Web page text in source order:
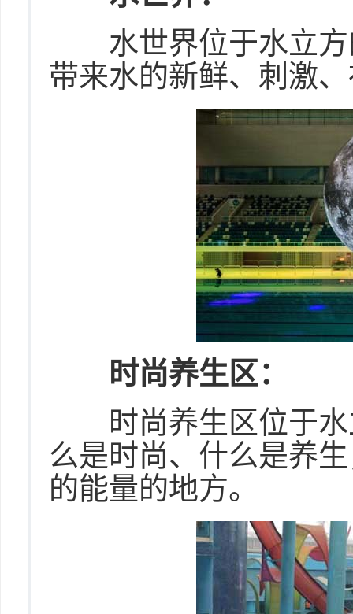
水世界位于水立方
带来水的新鲜、刺激
时尚养生区：
时尚养生区位于水
么是时尚、什么是养
的能量的地方。